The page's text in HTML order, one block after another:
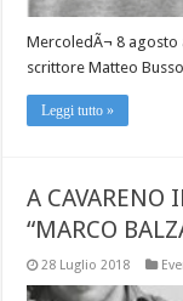
MercoledÃ¬ 8 agosto
scrittore Matteo
Leggi tutto »
A CAVARENO
“MARCO
28 Luglio 2018